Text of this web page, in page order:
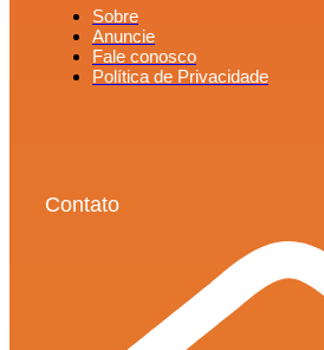
Sobre
Anuncie
Fale conosco
Política de Privacidade
Contato